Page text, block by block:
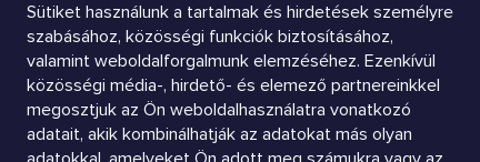
Sütiket használunk a tartalmak és hirdetések személyre
szabásához, közösségi funkciók biztosításához,
valamint weboldalforgalmunk elemzéséhez. Ezenkívül
közösségi média-, hirdető- és elemező partnereinkkel
megosztjuk az Ön weboldalhasználatra vonatkozó
adatait, akik kombinálhatják az adatokat más olyan